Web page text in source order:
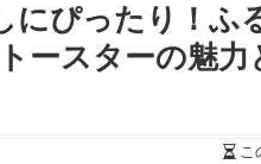
にぴったり！ふ
ースターの魅力
こ